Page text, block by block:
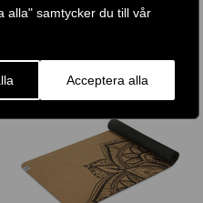
alla" samtycker du till vår
Acceptera alla